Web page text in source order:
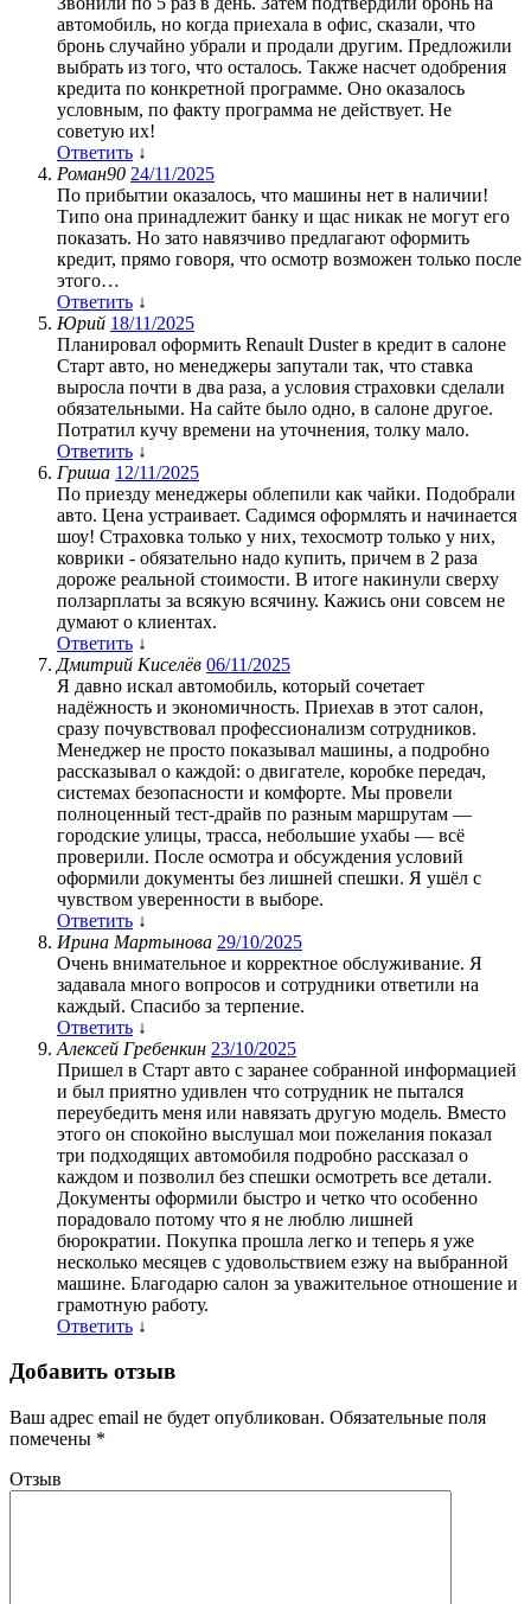
автомобиль, но когда приехала в офис, сказали, что
бронь случайно убрали и продали другим. Предложили
выбрать из того, что осталось. Также насчет одобрения
кредита по конкретной программе. Оно оказалось
условным, по факту программа не действует. Не
советую их!
Ответить ↓
Роман90 24/11/2025
По прибытии оказалось, что машины нет в наличии!
Типо она принадлежит банку и щас никак не могут его
показать. Но зато навязчиво предлагают оформить
кредит, прямо говоря, что осмотр возможен только после
этого…
Ответить ↓
Юрий 18/11/2025
Планировал оформить Renault Duster в кредит в салоне
Старт авто, но менеджеры запутали так, что ставка
выросла почти в два раза, а условия страховки сделали
обязательными. На сайте было одно, в салоне другое.
Потратил кучу времени на уточнения, толку мало.
Ответить ↓
Гриша 12/11/2025
По приезду менеджеры облепили как чайки. Подобрали
авто. Цена устраивает. Садимся оформлять и начинается
шоу! Страховка только у них, техосмотр только у них,
коврики - обязательно надо купить, причем в 2 раза
дороже реальной стоимости. В итоге накинули сверху
ползарплаты за всякую всячину. Кажись они совсем не
думают о клиентах.
Ответить ↓
Дмитрий Киселёв 06/11/2025
Я давно искал автомобиль, который сочетает
надёжность и экономичность. Приехав в этот салон,
сразу почувствовал профессионализм сотрудников.
Менеджер не просто показывал машины, а подробно
рассказывал о каждой: о двигателе, коробке передач,
системах безопасности и комфорте. Мы провели
полноценный тест-драйв по разным маршрутам —
городские улицы, трасса, небольшие ухабы — всё
проверили. После осмотра и обсуждения условий
оформили документы без лишней спешки. Я ушёл с
чувством уверенности в выборе.
Ответить ↓
Ирина Мартынова 29/10/2025
Очень внимательное и корректное обслуживание. Я
задавала много вопросов и сотрудники ответили на
каждый. Спасибо за терпение.
Ответить ↓
Алексей Гребенкин 23/10/2025
Пришел в Старт авто с заранее собранной информацией
и был приятно удивлен что сотрудник не пытался
переубедить меня или навязать другую модель. Вместо
этого он спокойно выслушал мои пожелания показал
три подходящих автомобиля подробно рассказал о
каждом и позволил без спешки осмотреть все детали.
Документы оформили быстро и четко что особенно
порадовало потому что я не люблю лишней
бюрократии. Покупка прошла легко и теперь я уже
несколько месяцев с удовольствием езжу на выбранной
машине. Благодарю салон за уважительное отношение и
грамотную работу.
Ответить ↓
Добавить отзыв
Ваш адрес email не будет опубликован. Обязательные поля
помечены *
Отзыв